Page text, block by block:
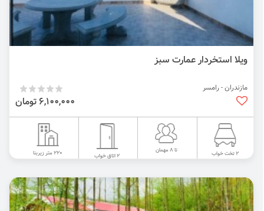
ویلا استخردار عمارت سبز
مازندران - رامسر
6,100,000 تومان
2 تخت خواب تا 8 مهمان
2 اتاق خواب 220 متر زیربنا